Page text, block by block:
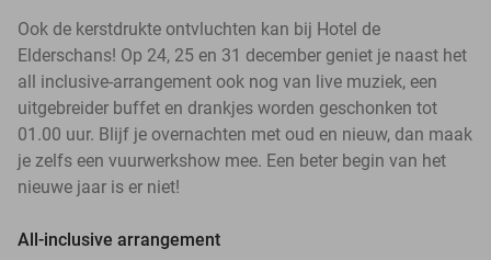
Ook de kerstdrukte ontvluchten kan bij Hotel de
Elderschans! Op 24, 25 en 31 december geniet je naast het
all inclusive-arrangement ook nog van live muziek, een
uitgebreider buffet en drankjes worden geschonken tot
01.00 uur. Blijf je overnachten met oud en nieuw, dan maak
je zelfs een vuurwerkshow mee. Een beter begin van het
nieuwe jaar is er niet!
All-inclusive arrangement